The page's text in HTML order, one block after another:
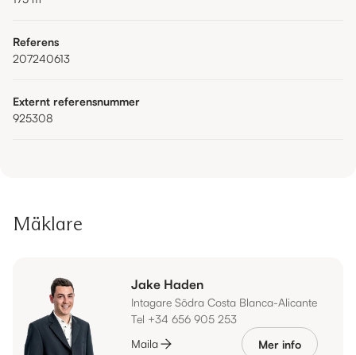
Referens
207240613
Externt referensnummer
925308
Mäklare
Jake Haden
Intagare Södra Costa Blanca-Alicante
Tel +34 656 905 253
Maila
Mer info